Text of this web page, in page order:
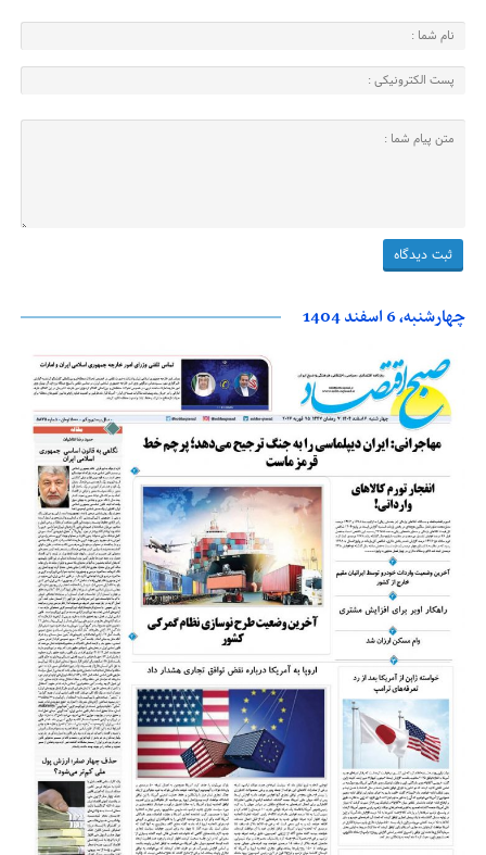
چهارشنبه، 6 اسفند 1404